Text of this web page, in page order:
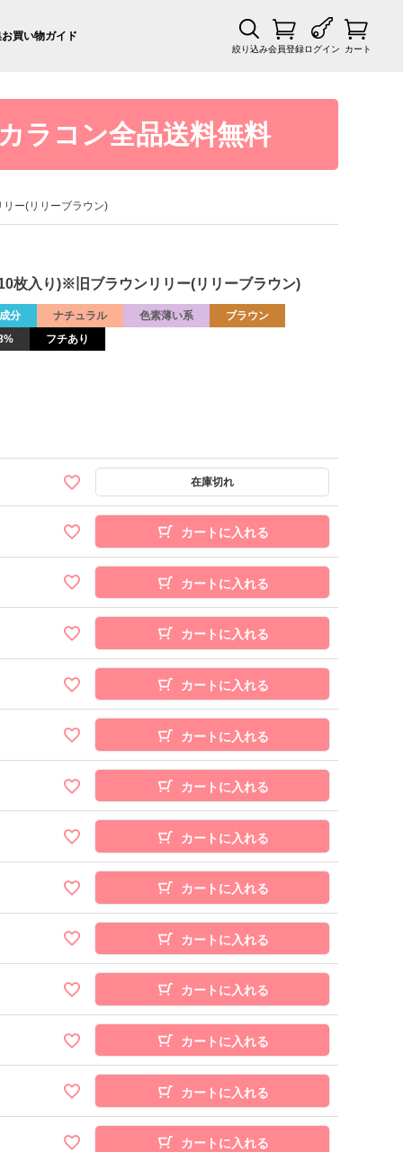
お買い物ガイド
絞り込み会員登録ログイン カート
ラコン全品送料無料
ー(リリーブラウン)
枚入り)※旧ブラウンリリー(リリーブラウン)
分 ナチュラル 色素薄い系
ブラウン
フチあり
カートに入れる
カートに入れる
カートに入れる
カートに入れる
カートに入れる
カートに入れる
カートに入れる
カートに入れる
カートに入れる
カートに入れる
カートに入れる
カートに入れる
カートに入れる